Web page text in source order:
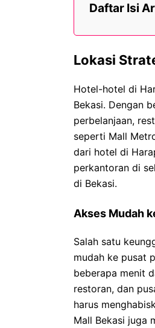
Daftar Isi
Lokasi
Hotel-hotel di
Bekasi. Dengan
perbelanjaan,
seperti Mall
dari hotel di
perkantoran di
di Bekasi.
Akses Mudah
Salah satu
mudah ke pusat
beberapa menit
restoran, dan
harus
Mall Bekasi juga